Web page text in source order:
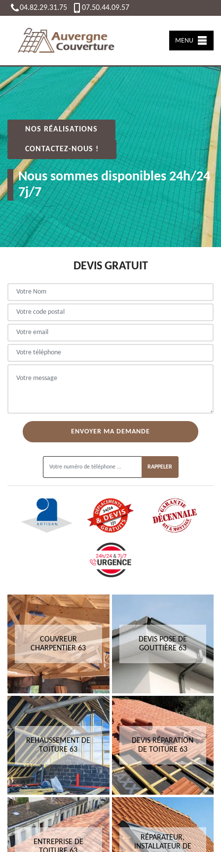
04.82.29.31.75 07.50.44.09.57
MENU
NOS RÉALISATIONS
CONTACTEZ-NOUS !
Nous sommes disponibles 24h/24
7j/7
DEVIS GRATUIT
COUVREUR
CHARPENTIER 63
DEVIS POSE DE
GOUTTIÈRE 63
REHAUSSEMENT DE
TOITURE 63
DEVIS RÉPARATION
DE TOITURE 63
ENTREPRISE DE
RÉPARATEUR,
INSTALLATEUR DE